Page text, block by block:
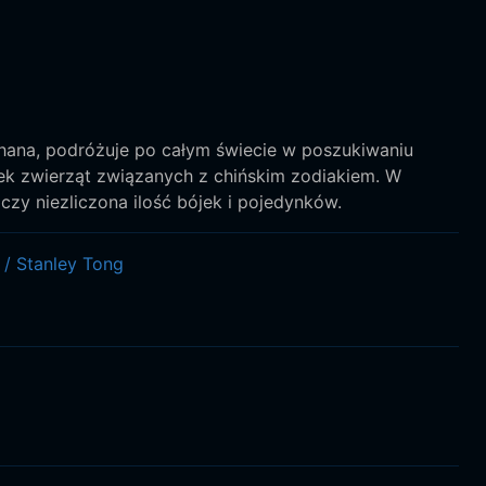
podróżuje po całym świecie w poszukiwaniu
zwierząt związanych z chińskim zodiakiem. W
niezliczona ilość bójek i pojedynków.
/ Stanley Tong